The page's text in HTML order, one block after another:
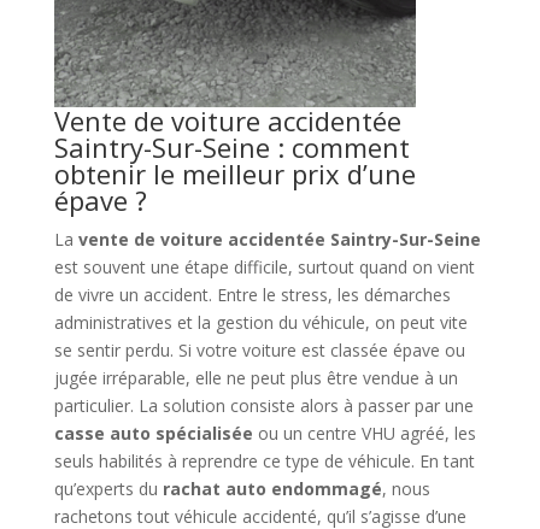
Vente de voiture accidentée
Saintry-Sur-Seine : comment
obtenir le meilleur prix d’une
épave ?
La vente de voiture accidentée Saintry-Sur-Seine
est souvent une étape difficile, surtout quand on vient
de vivre un accident. Entre le stress, les démarches
administratives et la gestion du véhicule, on peut vite
se sentir perdu. Si votre voiture est classée épave ou
jugée irréparable, elle ne peut plus être vendue à un
particulier. La solution consiste alors à passer par une
casse auto spécialisée ou un centre VHU agréé, les
seuls habilités à reprendre ce type de véhicule. En tant
qu’experts du rachat auto endommagé, nous
rachetons tout véhicule accidenté, qu’il s’agisse d’une